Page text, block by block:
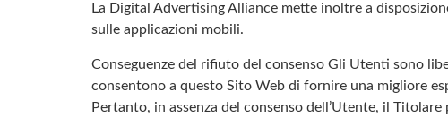
La Digital Advertising Alliance mette inoltre a
sulle applicazioni mobili.
Conseguenze del rifiuto del consenso Gli Utenti sono
consentono a questo Sito Web di fornire una migliore
Pertanto, in assenza del consenso dell’Utente, il